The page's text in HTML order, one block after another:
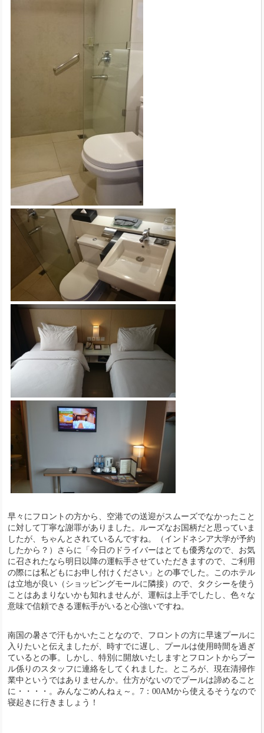
早々にフロントの方から、空港での送迎がスムーズでなかったこと
に対して丁寧な謝罪がありました。ルーズなお国柄だと思っていま
したが、ちゃんとされているんですね。（インドネシア大学が予約
したから？）さらに「今日のドライバーはとても優秀なので、お気
に召されたなら明日以降の運転手させていただきますので、ご利用
の際には私どもにお申し付けください」との事でした。このホテル
は立地が良い（ショッピングモールに隣接）ので、タクシーを使う
ことはあまりないかも知れませんが、運転は上手でしたし、色々な
意味で信頼できる運転手がいると心強いですね。
南国の暑さで汗もかいたことなので、フロントの方に早速プールに
入りたいと伝えましたが、時すでに遅し、プールは使用時間を過ぎ
ているとの事。しかし、特別に開放いたしますとフロントからプー
ル係りのスタッフに連絡をしてくれました。ところが、現在清掃作
業中というではありませんか。仕方がないのでプールは諦めること
に・・・・。みんなごめんねぇ～。7：00AMから使えるそうなので
寝起きに行きましょう！